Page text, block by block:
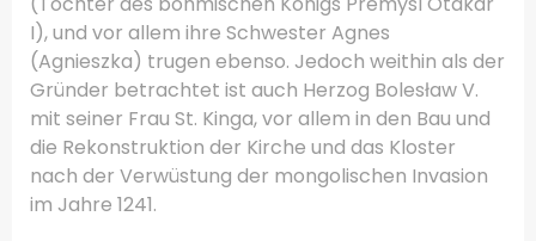
I), und vor allem ihre Schwester Agnes
(Agnieszka) trugen ebenso. Jedoch weithin als der
Gründer betrachtet ist auch Herzog Bolesław V.
mit seiner Frau St. Kinga, vor allem in den Bau und
die Rekonstruktion der Kirche und das Kloster
nach der Verwüstung der mongolischen Invasion
im Jahre 1241.